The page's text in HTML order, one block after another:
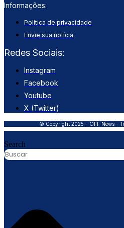
Informações:
Política de privacidade
Envie sua notícia
Redes Sociais:
Instagram
Facebook
Youtube
X (Twitter)
© Copyright 2025 - OFF News -
Search